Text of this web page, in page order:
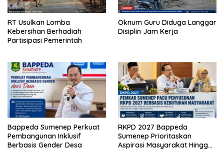
RT Usulkan Lomba
Kebersihan Berhadiah
Partisipasi Pemerintah
Oknum Guru Diduga Langgar
Disiplin Jam Kerja
Bappeda Sumenep Perkuat
Pembangunan Inklusif
Berbasis Gender Desa
RKPD 2027 Bappeda
Sumenep Prioritaskan
Aspirasi Masyarakat Hingga